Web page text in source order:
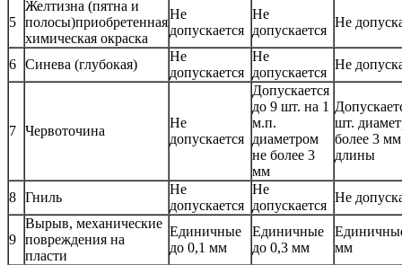
5
Желтизна (пятна и
полосы)приобретенная
химическая окраска
Не
допускается
Не
допускается
Не
6 Синева (глубокая)
Не
допускается
Не
допускается
Не
7 Червоточина
Не
допускается
Допускается
до 9 шт. на 1
м.п.
диаметром
не более 3
мм
шт.
более 3
длины
8 Гниль
Не
допускается
Не
допускается
Не
9
Вырыв, механические
повреждения на
пласти
Единичные
до 0,1 мм
Единичные
до 0,3 мм
мм